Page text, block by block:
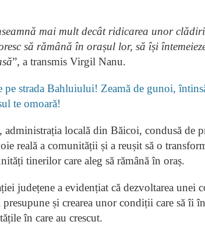
mai mult decât ridicarea unor
să rămână în orașul lor, să își
”, a transmis Virgil Nanu.
pe strada Bahluiului! Zeamă de gunoi,
te omoară!
administrația locală din Băicoi, condusă de
reală a comunității și a reușit să o
tinerilor care aleg să rămână în oraș.
județene a evidențiat că dezvoltarea unei
și crearea unor condiții care să îi
în care au crescut.